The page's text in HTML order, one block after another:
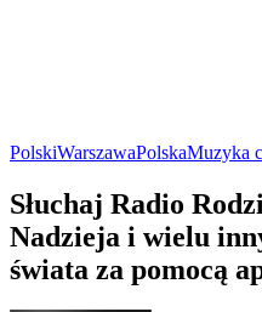
PolskiWarszawaPolskaMuzyka
Słuchaj Radio
Nadzieja i wielu
świata za pomocą